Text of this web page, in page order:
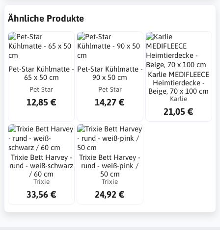
Ähnliche Produkte
Pet-Star Kühlmatte -
65 x 50 cm
Pet-Star
12,85 €
Pet-Star Kühlmatte -
90 x 50 cm
Pet-Star
14,27 €
Karlie MEDIFLEECE
Heimtierdecke -
Beige, 70 x 100 cm
Karlie
21,05 €
Trixie Bett Harvey -
rund - weiß-schwarz
/ 60 cm
Trixie
33,56 €
Trixie Bett Harvey -
rund - weiß-pink /
50 cm
Trixie
24,92 €